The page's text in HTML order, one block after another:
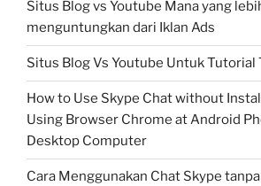
Situs Blog vs Youtube Mana yang
menguntungkan dari Iklan Ads
Situs Blog Vs Youtube Untuk Tutorial
How to Use Skype Chat without
Using Browser Chrome at Android
Desktop Computer
Cara Menggunakan Chat Skype